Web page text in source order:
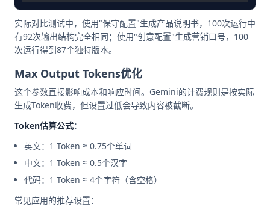
实际对比测试中，使用"保守配置"生成产品说明书，100次运行中
有92次输出结构完全相同；使用"创意配置"生成营销口号，100
次运行得到87个独特版本。
Max Output Tokens优化
这个参数直接影响成本和响应时间。Gemini的计费规则是按实际
生成Token收费，但设置过低会导致内容被截断。
Token估算公式：
英文：1 Token ≈ 0.75个单词
中文：1 Token ≈ 0.5个汉字
代码：1 Token ≈ 4个字符（含空格）
常见应用的推荐设置：